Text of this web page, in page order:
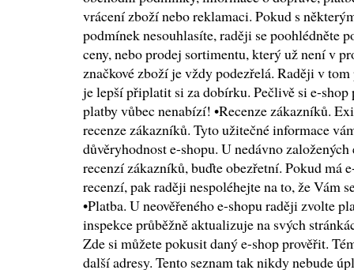
vrácení zboží nebo reklamaci. Pokud s
podmínek nesouhlasíte, raději se poohlédněte
ceny, nebo prodej sortimentu, který už není v
značkové zboží je vždy podezřelá. Raději v
je lepší připlatit si za dobírku. Pečlivě si e-
platby vůbec nenabízí! •Recenze zákazníků.
recenze zákazníků. Tyto užitečné informace
důvěryhodnost e-shopu. U nedávno
recenzí zákazníků, buďte obezřetní. Pokud má
recenzí, pak raději nespoléhejte na to, že Vám
•Platba. U neověřeného e-shopu raději zvolte
inspekce průběžně aktualizuje na svých
Zde si můžete pokusit daný e-shop prověřit.
další adresy. Tento seznam tak nikdy nebude